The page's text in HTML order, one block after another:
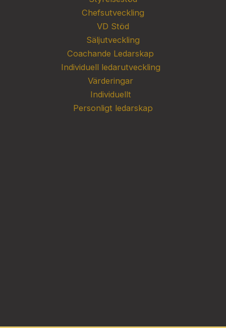
Chefsutveckling
VD Stöd
Säljutveckling
Coachande Ledarskap
Individuell ledarutveckling
Värderingar
Individuellt
Personligt ledarskap